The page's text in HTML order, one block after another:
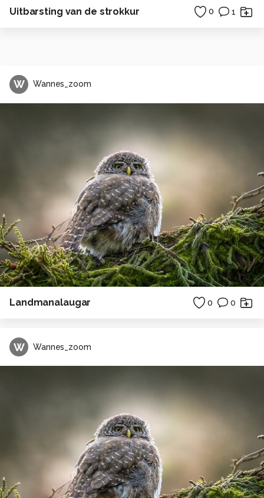
Uitbarsting van de strokkur 0 1
W Wannes_zoom
Landmanalaugar 0 0
W Wannes_zoom